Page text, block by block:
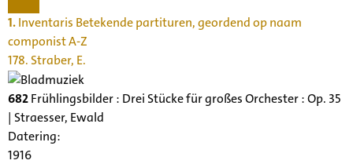
1.Inventaris Betekende partituren, geordend op naam
componist A-Z
178. Straber, E.
682Frühlingsbilder : Drei Stücke für großes Orchester : Op. 35
| Straesser, Ewald
Datering:
1916